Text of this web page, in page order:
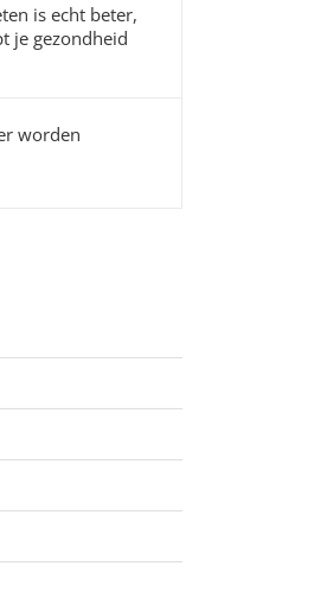
is echt beter,
je gezondheid
worden